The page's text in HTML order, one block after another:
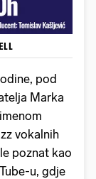
pod
Marka
vokalnih
poznat kao
u, gdje